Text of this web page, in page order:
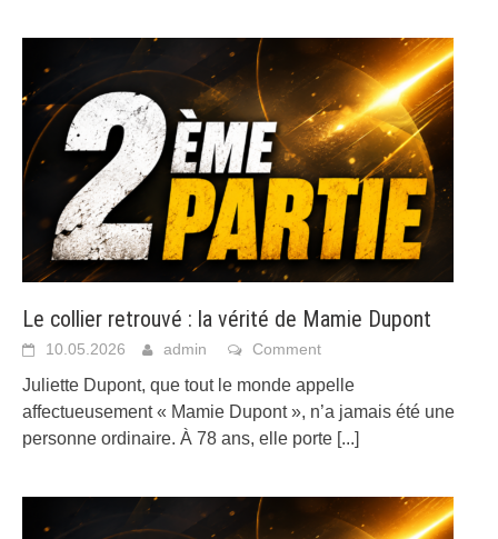
Le collier retrouvé : la vérité de Mamie Dupont
10.05.2026 admin Comment
Juliette Dupont, que tout le monde appelle
affectueusement « Mamie Dupont », n’a jamais été une
personne ordinaire. À 78 ans, elle porte [...]